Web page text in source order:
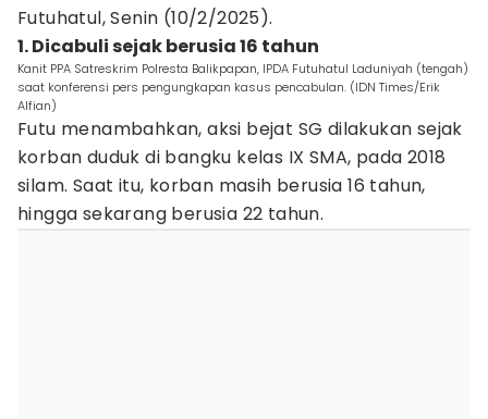
Futuhatul, Senin (10/2/2025).
1. Dicabuli sejak berusia 16 tahun
Kanit PPA Satreskrim Polresta Balikpapan, IPDA Futuhatul Laduniyah (tengah)
saat konferensi pers pengungkapan kasus pencabulan. (IDN Times/Erik
Alfian)
Futu menambahkan, aksi bejat SG dilakukan sejak
korban duduk di bangku kelas IX SMA, pada 2018
silam. Saat itu, korban masih berusia 16 tahun,
hingga sekarang berusia 22 tahun.